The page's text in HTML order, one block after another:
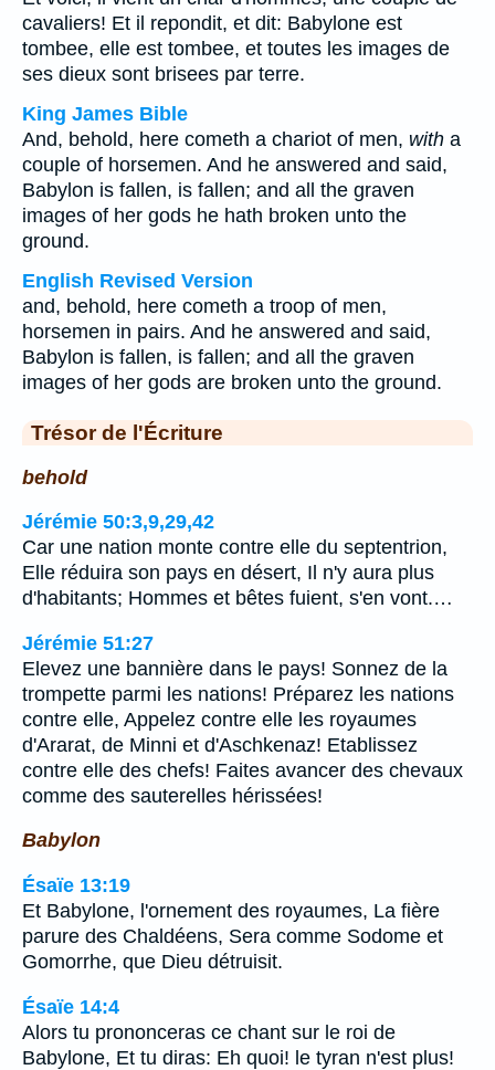
cavaliers! Et il repondit, et dit: Babylone est
tombee, elle est tombee, et toutes les images de
ses dieux sont brisees par terre.
King James Bible
And, behold, here cometh a chariot of men, with a
couple of horsemen. And he answered and said,
Babylon is fallen, is fallen; and all the graven
images of her gods he hath broken unto the
ground.
English Revised Version
and, behold, here cometh a troop of men,
horsemen in pairs. And he answered and said,
Babylon is fallen, is fallen; and all the graven
images of her gods are broken unto the ground.
Trésor de l'Écriture
behold
Jérémie 50:3,9,29,42
Car une nation monte contre elle du septentrion,
Elle réduira son pays en désert, Il n'y aura plus
d'habitants; Hommes et bêtes fuient, s'en vont.…
Jérémie 51:27
Elevez une bannière dans le pays! Sonnez de la
trompette parmi les nations! Préparez les nations
contre elle, Appelez contre elle les royaumes
d'Ararat, de Minni et d'Aschkenaz! Etablissez
contre elle des chefs! Faites avancer des chevaux
comme des sauterelles hérissées!
Babylon
Ésaïe 13:19
Et Babylone, l'ornement des royaumes, La fière
parure des Chaldéens, Sera comme Sodome et
Gomorrhe, que Dieu détruisit.
Ésaïe 14:4
Alors tu prononceras ce chant sur le roi de
Babylone, Et tu diras: Eh quoi! le tyran n'est plus!